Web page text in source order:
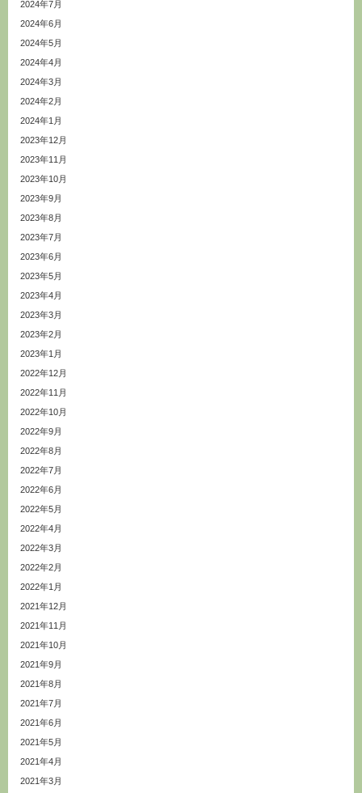
2024年7月
2024年6月
2024年5月
2024年4月
2024年3月
2024年2月
2024年1月
2023年12月
2023年11月
2023年10月
2023年9月
2023年8月
2023年7月
2023年6月
2023年5月
2023年4月
2023年3月
2023年2月
2023年1月
2022年12月
2022年11月
2022年10月
2022年9月
2022年8月
2022年7月
2022年6月
2022年5月
2022年4月
2022年3月
2022年2月
2022年1月
2021年12月
2021年11月
2021年10月
2021年9月
2021年8月
2021年7月
2021年6月
2021年5月
2021年4月
2021年3月